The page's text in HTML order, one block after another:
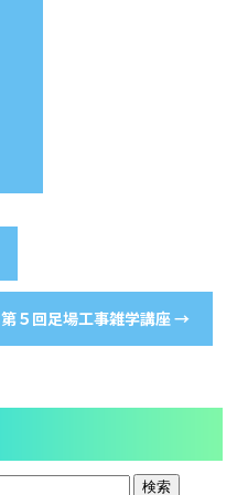
第５回足場工事雑学講座→